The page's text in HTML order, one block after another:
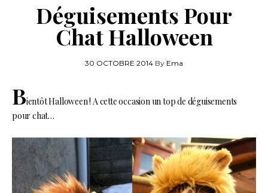
Déguisements Pour
Chat Halloween
30 OCTOBRE 2014 By Ema
Bientôt Halloween ! A cette occasion un top de déguisements
pour chat…